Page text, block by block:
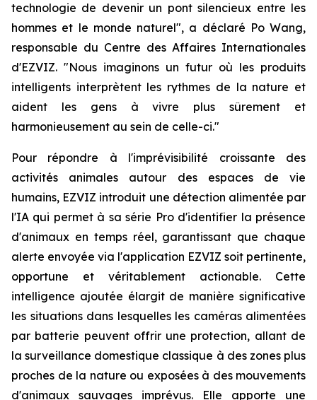
technologie de devenir un pont silencieux entre les
hommes et le monde naturel", a déclaré Po Wang,
responsable du Centre des Affaires Internationales
d'EZVIZ. "Nous imaginons un futur où les produits
intelligents interprètent les rythmes de la nature et
aident les gens à vivre plus sûrement et
harmonieusement au sein de celle-ci."
Pour répondre à l'imprévisibilité croissante des
activités animales autour des espaces de vie
humains, EZVIZ introduit une détection alimentée par
l'IA qui permet à sa série Pro d'identifier la présence
d'animaux en temps réel, garantissant que chaque
alerte envoyée via l'application EZVIZ soit pertinente,
opportune et véritablement actionable. Cette
intelligence ajoutée élargit de manière significative
les situations dans lesquelles les caméras alimentées
par batterie peuvent offrir une protection, allant de
la surveillance domestique classique à des zones plus
proches de la nature ou exposées à des mouvements
d'animaux sauvages imprévus. Elle apporte une